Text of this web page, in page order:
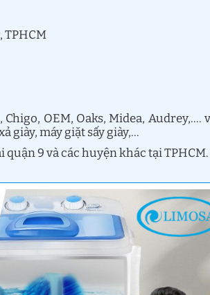
TPHCM
OEM, Oaks, Midea, Audrey,….
giày, máy giặt sấy giày,…
9 và các huyện khác tại TPHCM.